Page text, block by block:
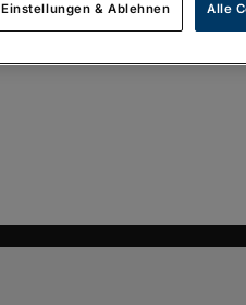
Einstellungen & Ablehnen Alle